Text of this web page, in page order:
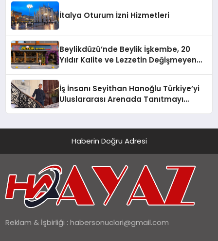
İtalya Oturum İzni Hizmetleri
Beylikdüzü’nde Beylik İşkembe, 20
Yıldır Kalite ve Lezzetin Değişmeyen
İş İnsanı Seyithan Hanoğlu Türkiye’yi
Uluslararası Arenada Tanıtmayı
Haberin Doğru Adresi
Reklam & İşbirliği :habersonuclari@gmail.com